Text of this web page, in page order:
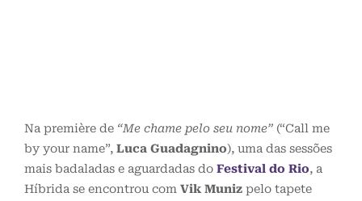
Na première de “Me chame pelo seu nome” (“Call me
by your name”, Luca Guadagnino), uma das sessões
mais badaladas e aguardadas do Festival do Rio, a
Híbrida se encontrou com Vik Muniz pelo tapete